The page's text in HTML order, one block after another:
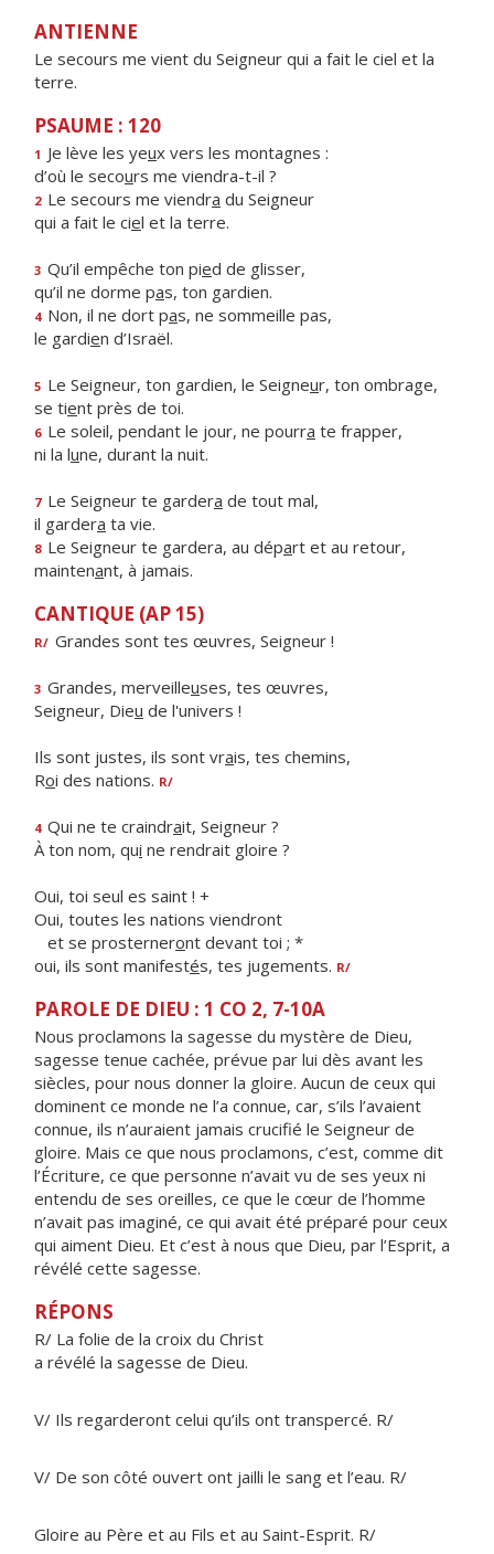
ANTIENNE
Le secours me vient du Seigneur qui a fait le ciel et la
terre.
PSAUME : 120
1 Je lève les yeux vers les montagnes :
d’où le secours me viendra-t-il ?
2 Le secours me viendra du Seigneur
qui a fait le ciel et la terre.
3 Qu’il empêche ton pied de glisser,
qu’il ne dorme pas, ton gardien.
4 Non, il ne dort pas, ne sommeille pas,
le gardien d’Israël.
5 Le Seigneur, ton gardien, le Seigneur, ton ombrage,
se tient près de toi.
6 Le soleil, pendant le jour, ne pourra te frapper,
ni la lune, durant la nuit.
7 Le Seigneur te gardera de tout mal,
il gardera ta vie.
8 Le Seigneur te gardera, au départ et au retour,
maintenant, à jamais.
CANTIQUE (AP 15)
R/ Grandes sont tes œuvres, Seigneur !
3 Grandes, merveilleuses, tes œuvres,
Seigneur, Dieu de l'univers !
Ils sont justes, ils sont vrais, tes chemins,
Roi des nations. R/
4 Qui ne te craindrait, Seigneur ?
À ton nom, qui ne rendrait gloire ?
Oui, toi seul es saint ! +
Oui, toutes les nations viendront
et se prosterneront devant toi ; *
oui, ils sont manifestés, tes jugements. R/
PAROLE DE DIEU : 1 CO 2, 7-10A
Nous proclamons la sagesse du mystère de Dieu,
sagesse tenue cachée, prévue par lui dès avant les
siècles, pour nous donner la gloire. Aucun de ceux qui
dominent ce monde ne l’a connue, car, s’ils l’avaient
connue, ils n’auraient jamais crucifié le Seigneur de
gloire. Mais ce que nous proclamons, c’est, comme dit
l’Écriture, ce que personne n’avait vu de ses yeux ni
entendu de ses oreilles, ce que le cœur de l’homme
n’avait pas imaginé, ce qui avait été préparé pour ceux
qui aiment Dieu. Et c’est à nous que Dieu, par l’Esprit, a
révélé cette sagesse.
RÉPONS
R/ La folie de la croix du Christ
a révélé la sagesse de Dieu.
V/ Ils regarderont celui qu’ils ont transpercé. R/
V/ De son côté ouvert ont jailli le sang et l’eau. R/
Gloire au Père et au Fils et au Saint-Esprit. R/